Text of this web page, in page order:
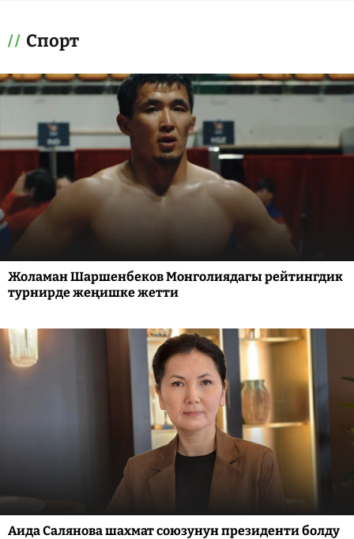
Спорт
Жоламан Шаршенбеков Монголиядагы рейтингдик
турнирде жеңишке жетти
Аида Салянова шахмат союзунун президенти болду